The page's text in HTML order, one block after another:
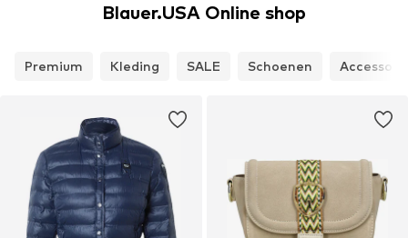
Blauer.USA Online shop
Premium Kleding SALE Schoenen